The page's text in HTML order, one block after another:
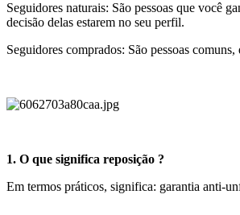
Seguidores naturais: São pessoas que você
decisão delas estarem no seu perfil.
Seguidores comprados: São pessoas
1. O que significa reposição ?
Em termos práticos, significa: garantia anti-